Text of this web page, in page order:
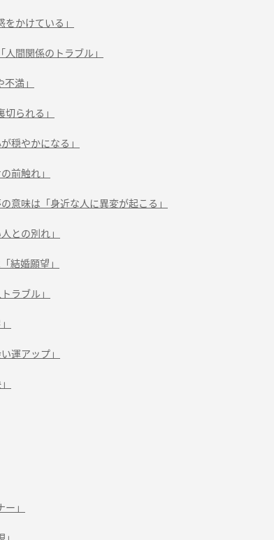
かけている」
間関係のトラブル」
満」
られる」
穏やかになる」
前触れ」
意味は「身近な人に異変が起こる」
との別れ」
結婚願望」
ラブル」
運アップ」
」